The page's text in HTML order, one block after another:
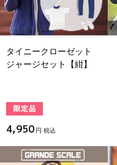
タイニークローゼット
ジャージセット【紺】
4,950 円 税込